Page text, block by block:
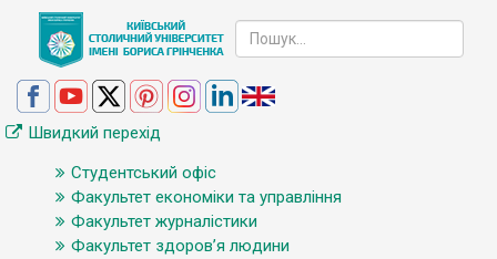
Швидкий перехід
Студентський офіс
Факультет економіки та управління
Факультет журналістики
Факультет здоров’я людини